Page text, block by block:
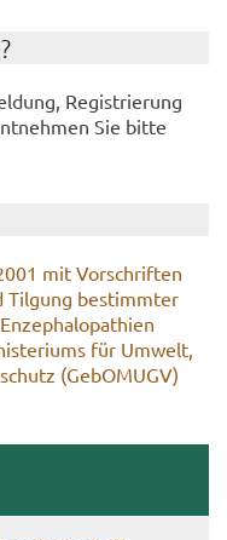
Re­gis­trie­rung
Sie bitte
mit Vor­schrif­ten
Til­gung be­stimm­ter
für Um­welt,
(Ge­bO­MUGV)